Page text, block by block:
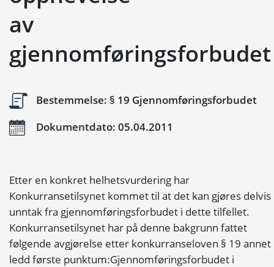
av
gjennomføringsforbudet
Bestemmelse: § 19 Gjennomføringsforbudet
Dokumentdato: 05.04.2011
Etter en konkret helhetsvurdering har
Konkurransetilsynet kommet til at det kan gjøres delvis
unntak fra gjennomføringsforbudet i dette tilfellet.
Konkurransetilsynet har på denne bakgrunn fattet
følgende avgjørelse etter konkurranseloven § 19 annet
ledd første punktum:Gjennomføringsforbudet i